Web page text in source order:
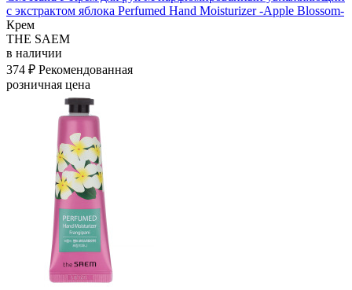
с экстрактом яблока Perfumed Hand Moisturizer -Apple Blossom-
Крем
THE SAEM
в наличии
374 ₽ Рекомендованная
розничная цена